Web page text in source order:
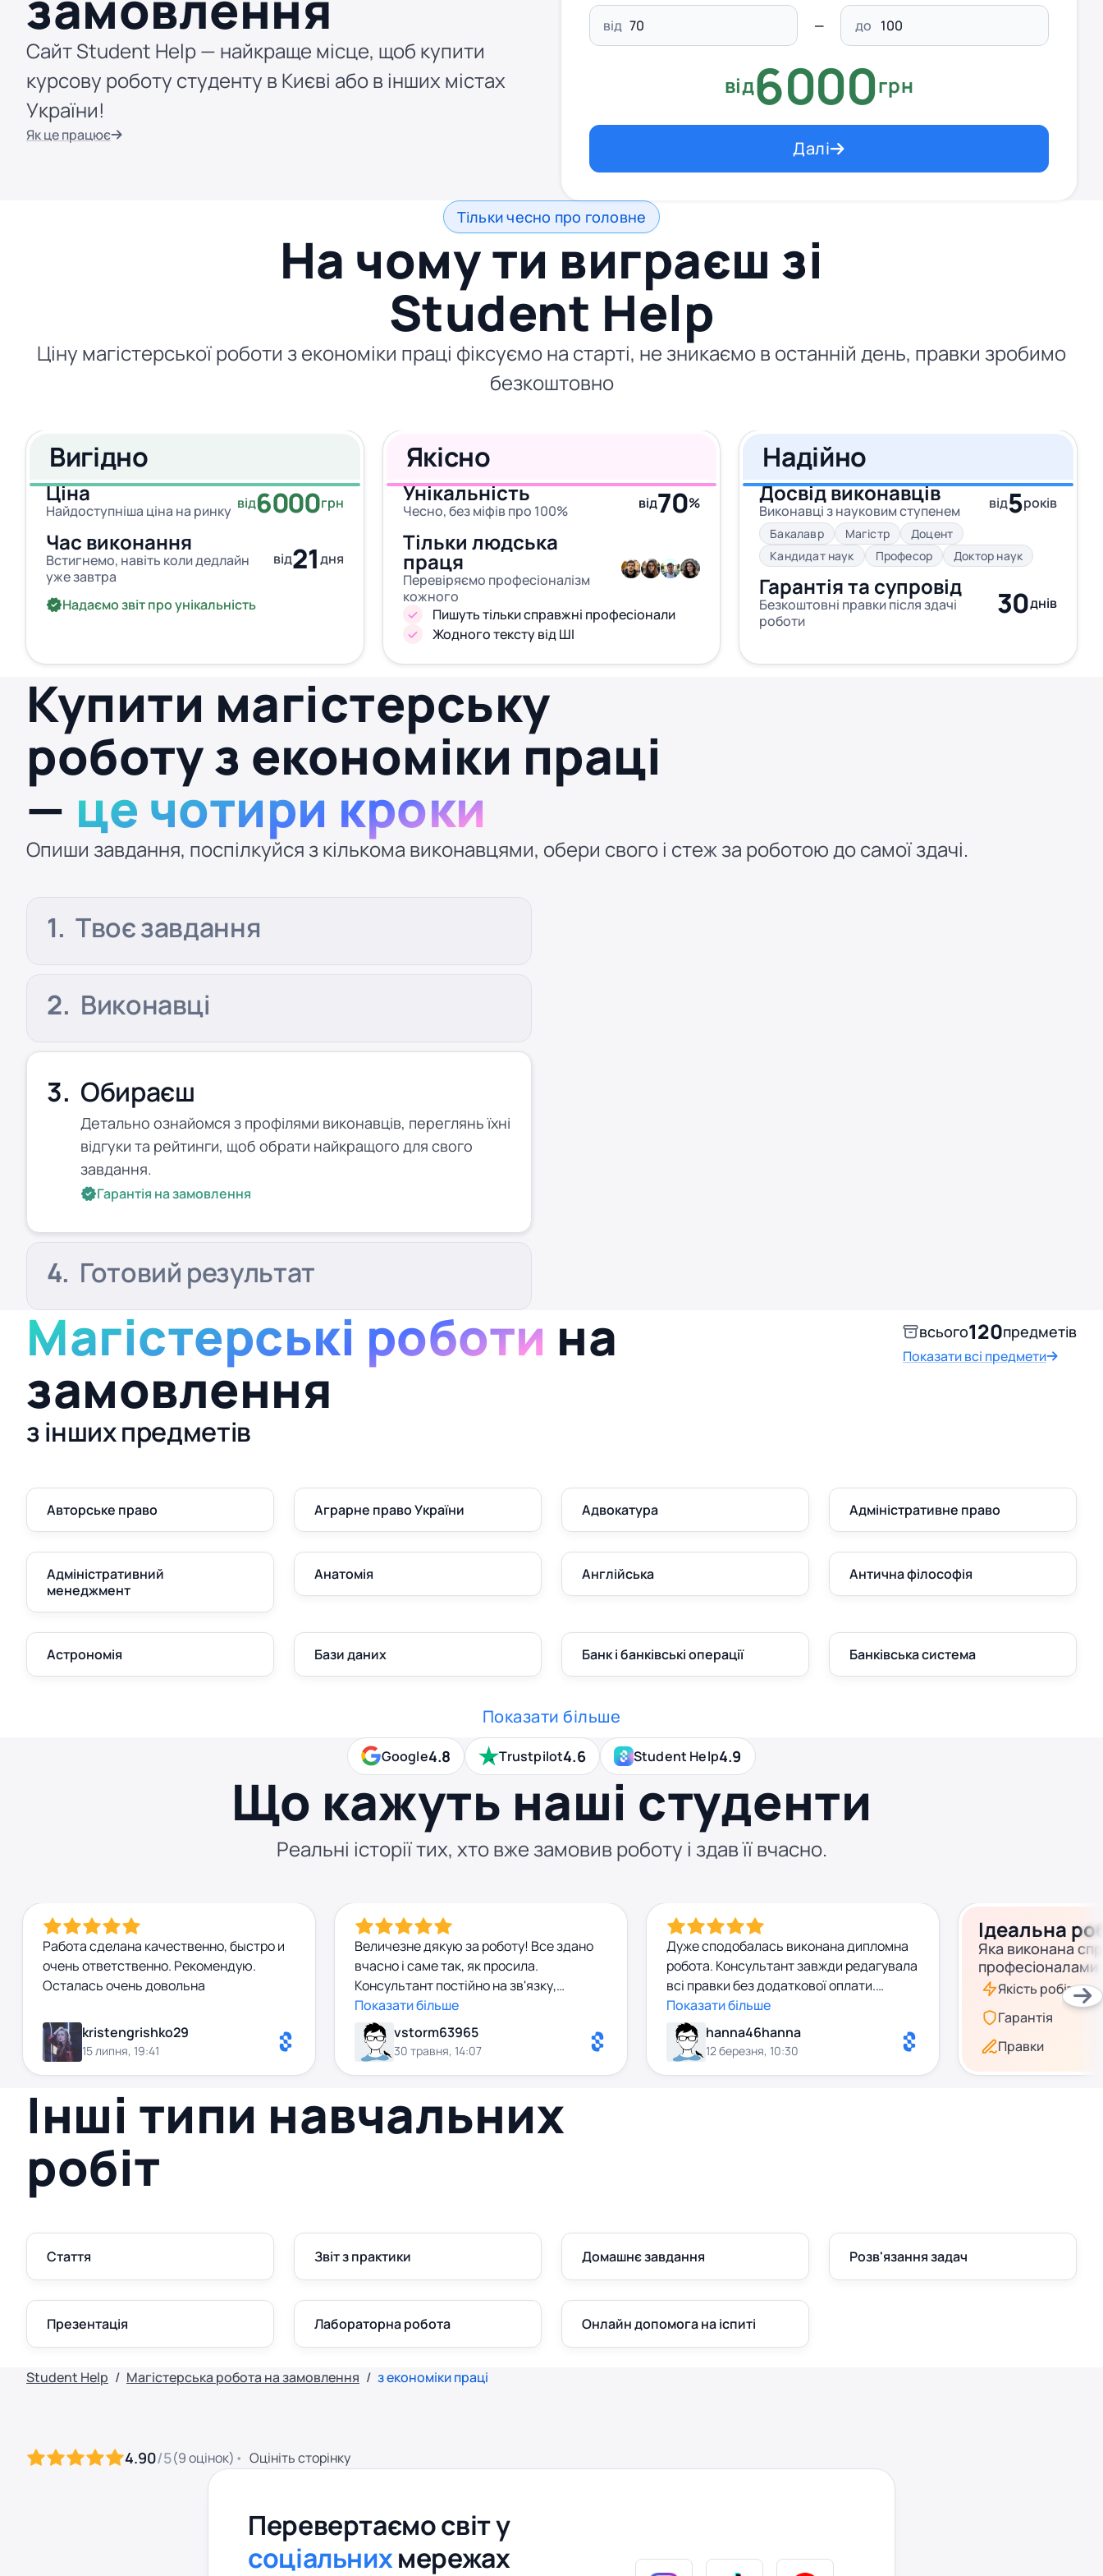
Сайт Student Help — найкраще місце, щоб купити
курсову роботу студенту в Києві або в інших містах
України!
Як це працює
від до
від6000грн
Далі
Тільки чесно про головне
На чому ти виграєш зі
Student Help
Ціну магістерської роботи з економіки праці фіксуємо на старті, не зникаємо в останній день, правки зробимо
безкоштовно
Вигідно
Ціна
Найдоступніша ціна на ринку від6000грн
Час виконання
Встигнемо, навіть коли дедлайн
уже завтра
від21дня
Надаємо звіт про унікальність
Якісно
Унікальність
Чесно, без міфів про 100% від70%
Тільки людська
праця
Перевіряємо професіоналізм
кожного
Пишуть тільки справжні професіонали
Жодного тексту від ШІ
Надійно
Досвід виконавців
Виконавці з науковим ступенем від5років
Бакалавр Магістр
Доцент
Кандидат наук
Професор Доктор наук
Гарантія та супровід
Безкоштовні правки після здачі
роботи
30днів
Купити магістерську
роботу з економіки праці
— це чотири кроки
Опиши завдання, поспілкуйся з кількома виконавцями, обери свого і стеж за роботою до самої здачі.
Твоє завдання
Виконавці
Обираєш
Детально ознайомся з профілями виконавців, переглянь їхні
відгуки та рейтинги, щоб обрати найкращого для свого
завдання.
Гарантія на замовлення
Готовий результат
Магістерські роботи на
замовлення
з інших предметів
всього120предметів
Показати всі предмети
Авторське право Аграрне право України Адвокатура Адміністративне право
Адміністративний
менеджмент
Анатомія Англійська Антична філософія
Астрономія Бази даних Банк і банківські операції Банківська система
Показати більше
Google4.8 Trustpilot4.6 Student Help4.9
Що кажуть наші студенти
Реальні історії тих, хто вже замовив роботу і здав її вчасно.
Работа сделана качественно, быстро и
очень ответственно. Рекомендую.
Осталась очень довольна
kristengrishko29
15 липня, 19:41
Величезне дякую за роботу! Все здано
вчасно і саме так, як просила.
Консультант постійно на зв'язку,
оперативно відповідала на всі питання,
тому процес пройшов взагалі без
стресу. Роботу оцінили дуже високо,
результат супер! Співпрацею
співпраці
Показати більше
vstorm63965
30 травня, 14:07
Дуже сподобалась виконана дипломна
робота. Консультант завжди редагувала
всі правки без додаткової оплати.
Оригінальність роботи вийшла
унікальною, плагіат до 2%. Сама робота
цікава, тому було легко захистити на
90+. Дуже дякую за співпрацю!
Показати більше
hanna46hanna
12 березня, 10:30
Ідеальна
Яка виконана
професіоналами
Якість робіт
Гарантія
Правки
Інші типи навчальних
робіт
Стаття Звіт з практики Домашнє завдання Розв'язання задач
Презентація Лабораторна робота Онлайн допомога на іспиті
Student Help Магістерська робота на замовлення з економіки праці
4.90/5(9оцінок) Оцініть сторінку
Перевертаємо світ у
соціальнихмережах